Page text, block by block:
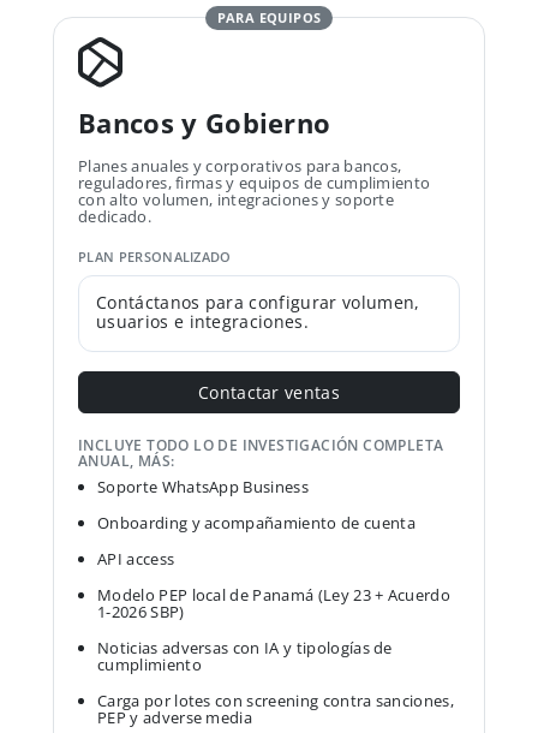
PARA EQUIPOS
Bancos y Gobierno
Planes anuales y corporativos para bancos,
reguladores, firmas y equipos de cumplimiento
con alto volumen, integraciones y soporte
dedicado.
PLAN PERSONALIZADO
Contáctanos para configurar volumen,
usuarios e integraciones.
Contactar ventas
INCLUYE TODO LO DE INVESTIGACIÓN COMPLETA
ANUAL, MÁS:
Soporte WhatsApp Business
Onboarding y acompañamiento de cuenta
API access
Modelo PEP local de Panamá (Ley 23 + Acuerdo
1-2026 SBP)
Noticias adversas con IA y tipologías de
cumplimiento
Carga por lotes con screening contra sanciones,
PEP y adverse media